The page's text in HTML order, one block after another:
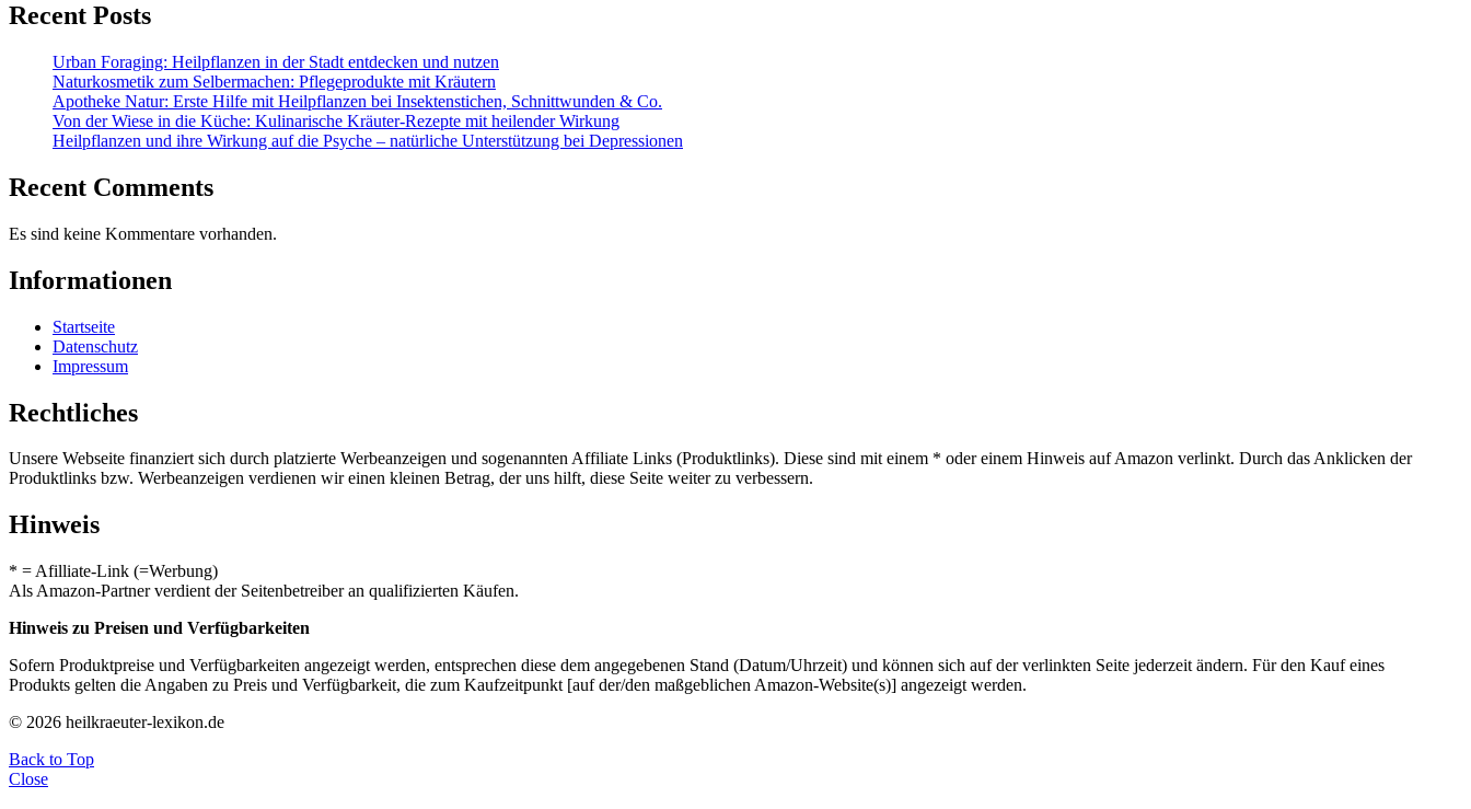
Recent Posts
Urban Foraging: Heilpflanzen in der Stadt entdecken und nutzen
Naturkosmetik zum Selbermachen: Pflegeprodukte mit Kräutern
Apotheke Natur: Erste Hilfe mit Heilpflanzen bei Insektenstichen, Schnittwunden & Co.
Von der Wiese in die Küche: Kulinarische Kräuter-Rezepte mit heilender Wirkung
Heilpflanzen und ihre Wirkung auf die Psyche – natürliche Unterstützung bei Depressionen
Recent Comments
Es sind keine Kommentare vorhanden.
Informationen
Startseite
Datenschutz
Impressum
Rechtliches
Unsere Webseite finanziert sich durch platzierte Werbeanzeigen und sogenannten Affiliate Links (Produktlinks). Diese sind mit einem * oder einem Hinweis auf Amazon verlinkt. Durch das Anklicken der
Produktlinks bzw. Werbeanzeigen verdienen wir einen kleinen Betrag, der uns hilft, diese Seite weiter zu verbessern.
Hinweis
* = Afilliate-Link (=Werbung)
Als Amazon-Partner verdient der Seitenbetreiber an qualifizierten Käufen.
Hinweis zu Preisen und Verfügbarkeiten
Sofern Produktpreise und Verfügbarkeiten angezeigt werden, entsprechen diese dem angegebenen Stand (Datum/Uhrzeit) und können sich auf der verlinkten Seite jederzeit ändern. Für den Kauf eines
Produkts gelten die Angaben zu Preis und Verfügbarkeit, die zum Kaufzeitpunkt [auf der/den maßgeblichen Amazon-Website(s)] angezeigt werden.
© 2026 heilkraeuter-lexikon.de
Back to Top
Close